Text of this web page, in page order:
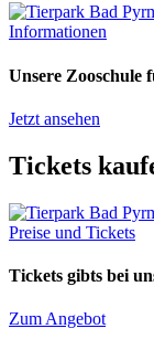
Unsere Zooschule
Jetzt ansehen
Tickets
Tickets gibts bei
Zum Angebot